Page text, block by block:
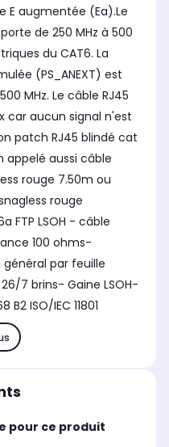
E augmentée (Ea).Le
de 250 MHz à 500
du CAT6. La
(PS_ANEXT) est
MHz. Le câble RJ45
car aucun signal n'est
patch RJ45 blindé cat
appelé aussi câble
rouge 7.50m ou
rouge
FTP LSOH - câble
100 ohms-
par feuille
7 brins- Gaine LSOH-
ISO/IEC 11801
pour ce produit